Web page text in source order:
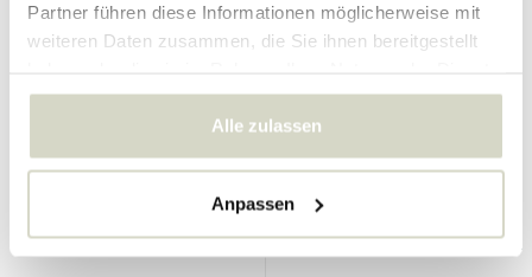
Partner führen diese Informationen möglicherweise mit
weiteren Daten zusammen, die Sie ihnen bereitgestellt
gesammelt haben.
Alle zulassen
Anpassen
opalweiß/weiß
Louis Poulsen
opalweiß/hochglanzverchromt